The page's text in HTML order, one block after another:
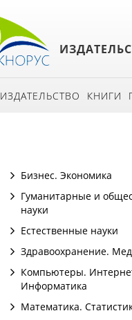
ИЗДАТЕЛЬСТВО КНИГИ
Бизнес. Экономика
Гуманитарные и
науки
Естественные науки
Здравоохранение.
Компьютеры.
Информатика
Математика.